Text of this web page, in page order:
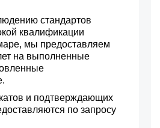
стандартов
квалификации
мы предоставляем
на выполненные
и подтверждающих
по запросу